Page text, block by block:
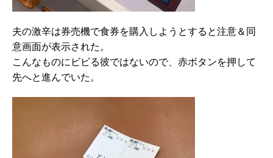
夫の激辛は券売機で食券を購入しようとすると注意＆同
意画面が表示された。
こんなものにビビる彼ではないので、赤ボタンを押して
先へと進んでいた。